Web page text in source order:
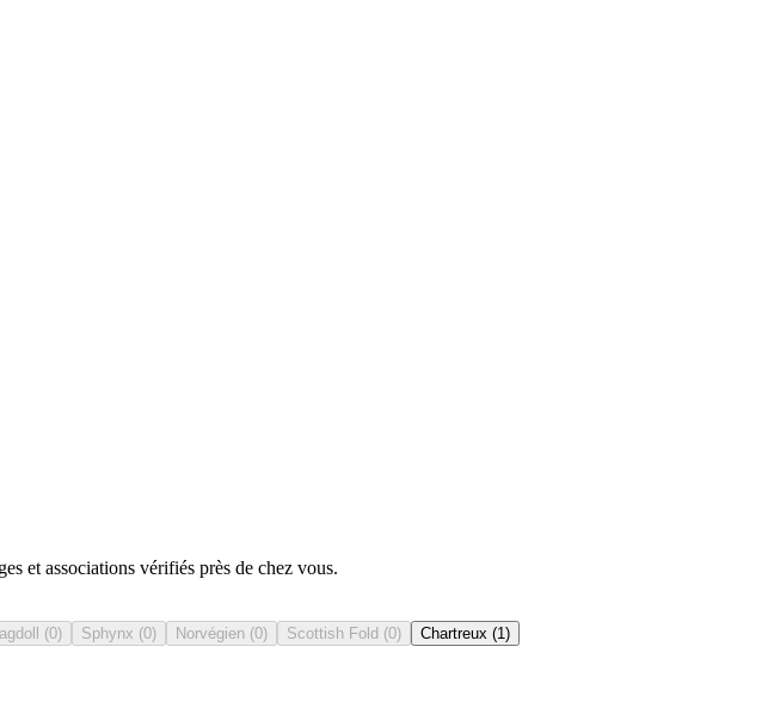
et associations vérifiés près de chez vous.
(0) Sphynx (0) Norvégien (0) Scottish Fold (0) Chartreux (1 )